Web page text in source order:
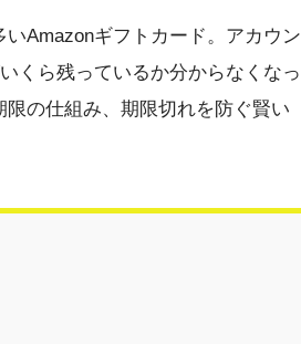
Amazonギフトカード。アカウン
くら残っているか分からなくなっ
の仕組み、期限切れを防ぐ賢い